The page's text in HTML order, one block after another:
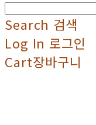
Search 검색
Log In 로그인
Cart장바구니